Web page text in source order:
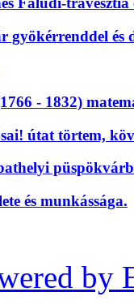
gyökérrenddel és
- 1832)
útat törtem,
és munkássága.
by